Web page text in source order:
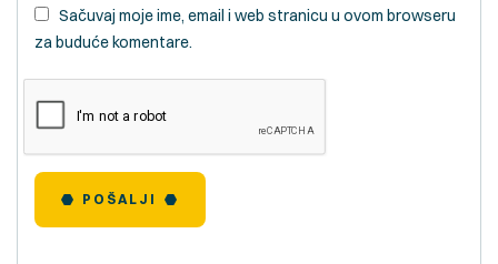
Sačuvaj moje ime, email i web stranicu u ovom browseru
za buduće komentare.
POŠALJI